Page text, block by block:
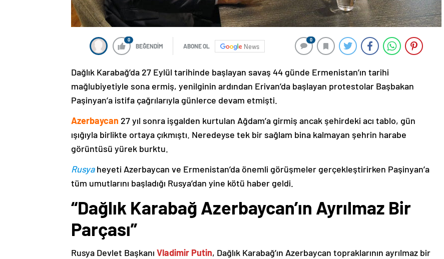
0
BEĞENDİM ABONE OL News
0
Dağlık Karabağ’da 27 Eylül tarihinde başlayan savaş 44 günde Ermenistan’ın tarihi
mağlubiyetiyle sona ermiş, yenilginin ardından Erivan’da başlayan protestolar Başbakan
Paşinyan’a istifa çağrılarıyla günlerce devam etmişti.
Azerbaycan 27 yıl sonra işgalden kurtulan Ağdam’a girmiş ancak şehirdeki acı tablo, gün
ışığıyla birlikte ortaya çıkmıştı. Neredeyse tek bir sağlam bina kalmayan şehrin harabe
görüntüsü yürek burktu.
Rusyaheyeti Azerbaycan ve Ermenistan’da önemli görüşmeler gerçekleştirirken Paşinyan’a
tüm umutlarını başladığı Rusya’dan yine kötü haber geldi.
“Dağlık Karabağ Azerbaycan’ın Ayrılmaz Bir
Parçası”
Rusya Devlet Başkanı Vladimir Putin, Dağlık Karabağ’ın Azerbaycan topraklarının ayrılmaz bir